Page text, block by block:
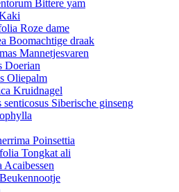
Bittere yam
Roze dame
Boomachtige draak
Mannetjesvaren
Doerian
Oliepalm
Kruidnagel
Siberische ginseng
Poinsettia
Tongkat ali
Acaibessen